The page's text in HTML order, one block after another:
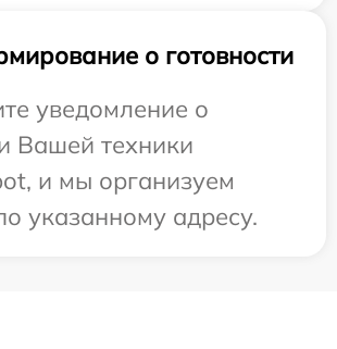
о готовности
уведомление о
Вашей техники
и мы организуем
указанному адресу.